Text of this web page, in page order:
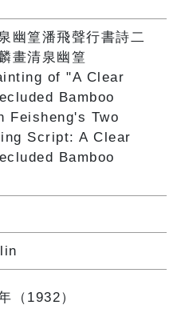
幽篁潘飛聲行書詩二
清泉幽篁
of "A Clear
Bamboo
Feisheng's Two
Script: A Clear
Bamboo
（1932）